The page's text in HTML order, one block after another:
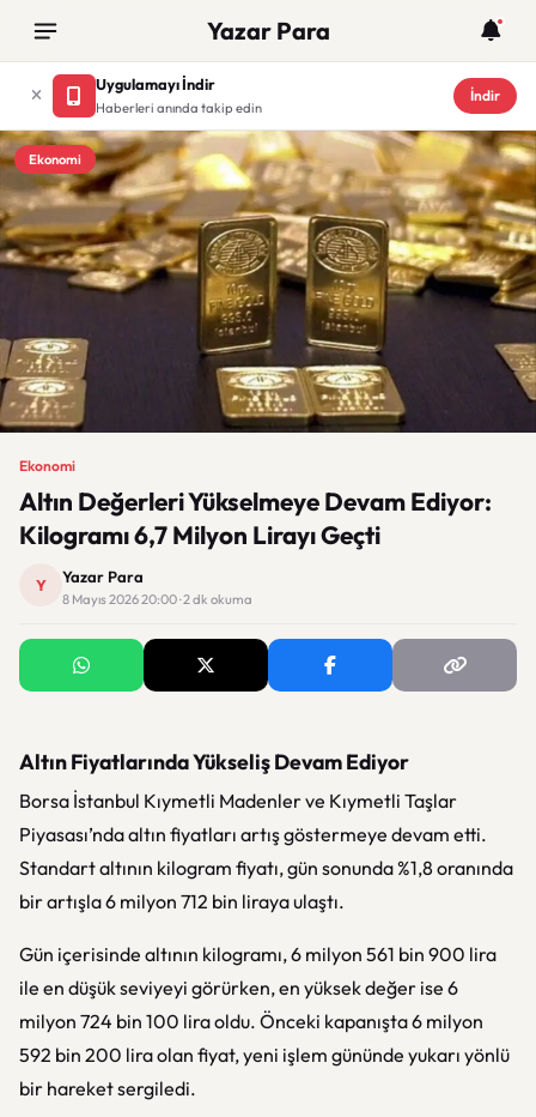
Yazar Para
Uygulamayı İndir
Haberleri anında takip edin
İndir
Ekonomi
Ekonomi
Altın Değerleri Yükselmeye Devam Ediyor:
Kilogramı 6,7 Milyon Lirayı Geçti
Y Yazar Para
8 Mayıs 2026 20:00 · 2 dk okuma
Altın Fiyatlarında Yükseliş Devam Ediyor
Borsa İstanbul Kıymetli Madenler ve Kıymetli Taşlar
Piyasası’nda altın fiyatları artış göstermeye devam etti.
Standart altının kilogram fiyatı, gün sonunda %1,8 oranında
bir artışla 6 milyon 712 bin liraya ulaştı.
Gün içerisinde altının kilogramı, 6 milyon 561 bin 900 lira
ile en düşük seviyeyi görürken, en yüksek değer ise 6
milyon 724 bin 100 lira oldu. Önceki kapanışta 6 milyon
592 bin 200 lira olan fiyat, yeni işlem gününde yukarı yönlü
bir hareket sergiledi.